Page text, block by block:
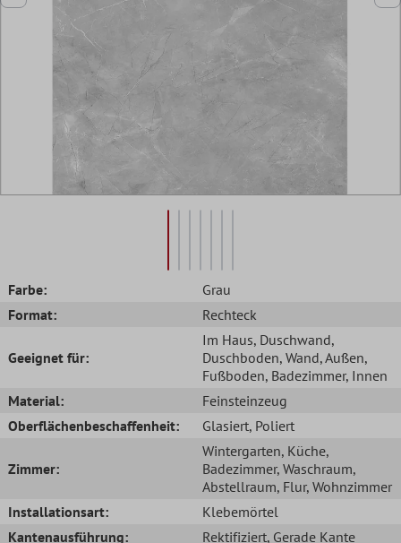
Farbe:
Grau
Format:
Rechteck
Geeignet für:
Im Haus, Duschwand,
Duschboden, Wand, Außen,
Fußboden, Badezimmer, Innen
Material:
Feinsteinzeug
Oberflächenbeschaffenheit:
Glasiert, Poliert
Zimmer:
Wintergarten, Küche,
Badezimmer, Waschraum,
Abstellraum, Flur, Wohnzimmer
Installationsart:
Klebemörtel
Kantenausführung:
Rektifiziert, Gerade Kante